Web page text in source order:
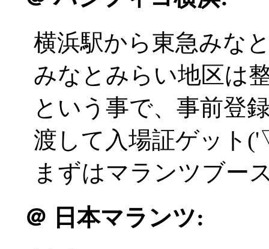
横浜駅から東急みな
みなとみらい地区は
という事で、事前登
渡して入場証ゲット
まずはマランツブー
＠ 日本マランツ: